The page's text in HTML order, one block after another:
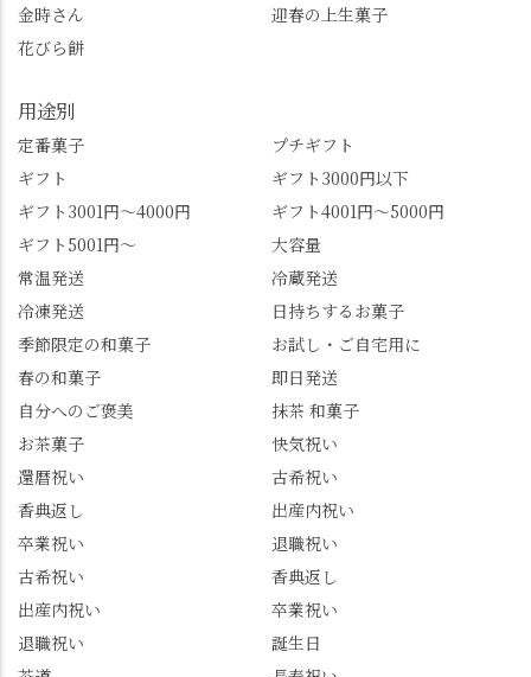
てみてね。 みなさんは
この中で気になったも
すめ品ばかりです。よ
かったらぜひこの機会
北川🍡 住所 長岡京市う
ぐいす台1-3 TEL 075-
954-0400 営業時間 10:00
@mizuha_kitagawa #セン
ス長岡京 #SENSE長岡
京公式アンバサダー #み
ずは北川 私のアカウン
グルメをメインに発
信。お店選びの参考な
どにご利用いただける
の情報を詳しく知りた
い人は、下記アカウン
トもあわせてチェック
な再評価のお話まで聞
景、もっと知られてほ
しい！ 🍋締めは「みず
話題のレモンわらび餅
と、夏季限定・竹筒入
り水ようかん「清竹」
んな大満足の笑顔😋 さ
らに日高さんから、な
かの邸の珈琲パックと
小倉山荘のお菓子のサ
で🎁最後の最後まで"お
もてなし"の心を教えて
いただきました。 プロ
ドライバーならではの
情、お客様を飽きさせ
ない語り口…。楽しみ
ながら学びっぱなしの
金時さん
迎春の上生菓子
花びら餅
用途別
定番菓子
プチギフト
ギフト
ギフト3000円以下
ギフト3001円～4000円
ギフト4001円～5000円
ギフト5001円～
大容量
常温発送
冷蔵発送
冷凍発送
日持ちするお菓子
季節限定の和菓子
お試し・ご自宅用に
春の和菓子
即日発送
自分へのご褒美
抹茶 和菓子
お茶菓子
快気祝い
還暦祝い
古希祝い
香典返し
出産内祝い
卒業祝い
退職祝い
古希祝い
香典返し
出産内祝い
卒業祝い
退職祝い
誕生日